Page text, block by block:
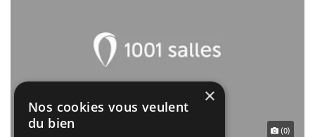
(0)
×
Nos cookies vous veulent
du bien